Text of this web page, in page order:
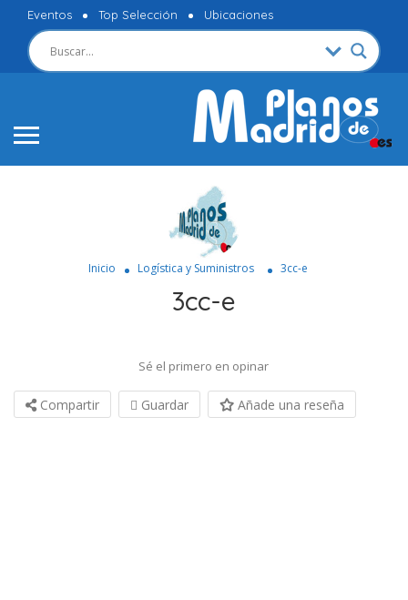
Eventos Top Selección Ubicaciones
Inicio Logística y Suministros 3cc-e
3cc-e
Sé el primero en opinar
Compartir Guardar Añade una reseña